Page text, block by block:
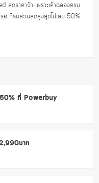
ดราคาจ้า เพราะเค้าฉลองครบ
ก็รับส่วนลดสูงสุดไปเลย 50%
ที่ Powerbuy
บาท